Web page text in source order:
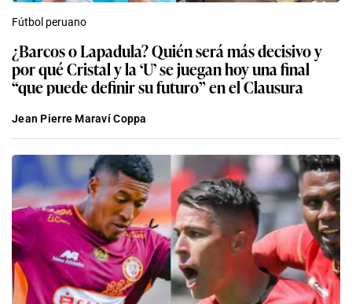
Fútbol peruano
¿Barcos o Lapadula? Quién será más decisivo y
por qué Cristal y la ‘U’ se juegan hoy una final
“que puede definir su futuro” en el Clausura
Jean Pierre Maraví Coppa